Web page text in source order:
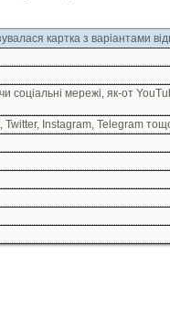
картка з варіантами
соціальні мережі, як-от
Twitter, Instagram, Telegram